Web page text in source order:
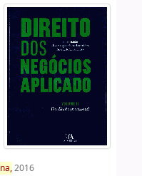
2016